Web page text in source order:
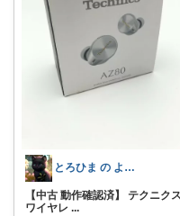
とろひま の よろず屋～お得な商品たち～
【中古 動作確認済】 テクニクス
ワイヤレ ...